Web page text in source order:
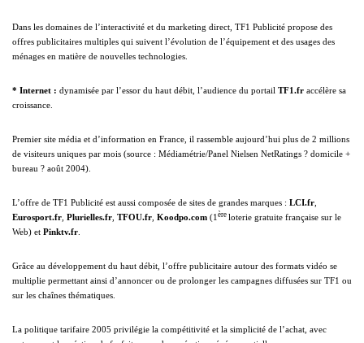
Dans les domaines de l’interactivité et du marketing direct, TF1 Publicité propose des
offres publicitaires multiples qui suivent l’évolution de l’équipement et des usages des
ménages en matière de nouvelles technologies.
* Internet : dynamisée par l’essor du haut débit, l’audience du portail TF1.fr accélère sa
croissance.
Premier site média et d’information en France, il rassemble aujourd’hui plus de 2 millions
de visiteurs uniques par mois (source : Médiamétrie/Panel Nielsen NetRatings ? domicile +
bureau ? août 2004).
L’offre de TF1 Publicité est aussi composée de sites de grandes marques : LCI.fr
Eurosport.fr Plurielles.fr TFOU.fr Koodpo.com (1 ère loterie gratuite française sur le
Web) et Pinktv.fr
Grâce au développement du haut débit, l’offre publicitaire autour des formats vidéo se
multiplie permettant ainsi d’annoncer ou de prolonger les campagnes diffusées sur TF1 ou
sur les chaînes thématiques.
La politique tarifaire 2005 privilégie la compétitivité et la simplicité de l’achat, avec